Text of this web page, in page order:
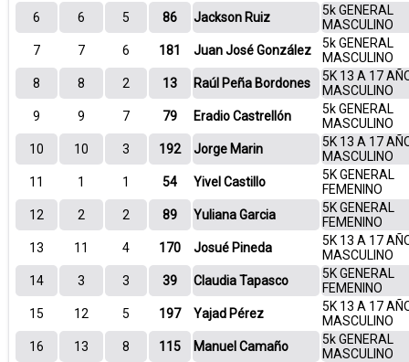
6
6 5 86 Jackson Ruiz
5k GENERAL
MASCULINO
7
7 6 181 Juan José González
5k GENERAL
MASCULINO
8
8 2 13 Raúl Peña Bordones
5K 13 A 17
MASCULINO
9
9 7 79 Eradio Castrellón
5k GENERAL
MASCULINO
10
10 3 192 Jorge Marin
5K 13 A 17
MASCULINO
11
1 1 54 Yivel Castillo
5K GENERAL
FEMENINO
12
2 2 89 Yuliana Garcia
5K GENERAL
FEMENINO
13
11 4 170 Josué Pineda
5K 13 A 17
MASCULINO
14
3 3 39 Claudia Tapasco
5K GENERAL
FEMENINO
15
12 5 197 Yajad Pérez
5K 13 A 17
MASCULINO
16
13 8 115 Manuel Camaño
5k GENERAL
MASCULINO